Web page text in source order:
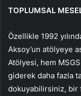
TOPLUMSAL
Özellikle 1992
Aksoy’un atölyeye
Atölyesi, hem
giderek daha fazla
dokuyabilirsiniz, bir